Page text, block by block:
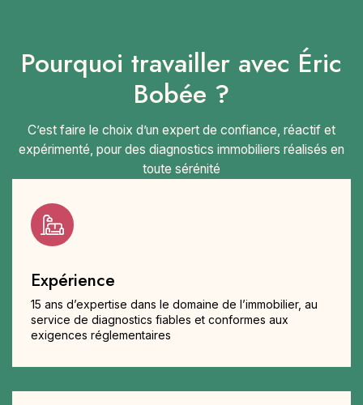
Pourquoi travailler avec Éric
Bobée ?
C’est faire le choix d’un expert de confiance, réactif et
expérimenté, pour des diagnostics immobiliers réalisés en
toute sérénité
Expérience
15 ans d’expertise dans le domaine de l’immobilier, au
service de diagnostics fiables et conformes aux
exigences réglementaires